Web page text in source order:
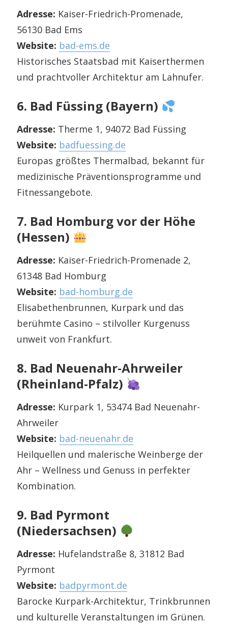
Adresse: Kaiser-Friedrich-Promenade,
56130 Bad Ems
Website: bad-ems.de
Historisches Staatsbad mit Kaiserthermen
und prachtvoller Architektur am Lahnufer.
6. Bad Füssing (Bayern)
Adresse: Therme 1, 94072 Bad Füssing
Website: badfuessing.de
Europas größtes Thermalbad, bekannt für
medizinische Präventionsprogramme und
Fitnessangebote.
7. Bad Homburg vor der Höhe
(Hessen)
Adresse: Kaiser-Friedrich-Promenade 2,
61348 Bad Homburg
Website: bad-homburg.de
Elisabethenbrunnen, Kurpark und das
berühmte Casino – stilvoller Kurgenuss
unweit von Frankfurt.
8. Bad Neuenahr-Ahrweiler
(Rheinland-Pfalz)
Adresse: Kurpark 1, 53474 Bad Neuenahr-
Ahrweiler
Website: bad-neuenahr.de
Heilquellen und malerische Weinberge der
Ahr – Wellness und Genuss in perfekter
Kombination.
9. Bad Pyrmont
(Niedersachsen)
Adresse: Hufelandstraße 8, 31812 Bad
Pyrmont
Website: badpyrmont.de
Barocke Kurpark-Architektur, Trinkbrunnen
und kulturelle Veranstaltungen im Grünen.